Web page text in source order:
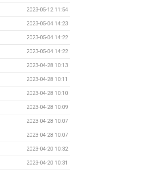
2023-05-12 11:54
2023-05-04 14:23
2023-05-04 14:22
2023-05-04 14:22
2023-04-28 10:13
2023-04-28 10:11
2023-04-28 10:10
2023-04-28 10:09
2023-04-28 10:07
2023-04-28 10:07
2023-04-20 10:32
2023-04-20 10:31